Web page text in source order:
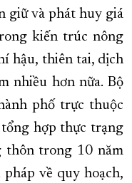
giữ và phát huy giá
kiến trúc nông
hậu, thiên tai, dịch
nhiều hơn nữa. Bộ
phố trực thuộc
hợp thực trạng
thôn trong 10 năm
về quy hoạch,